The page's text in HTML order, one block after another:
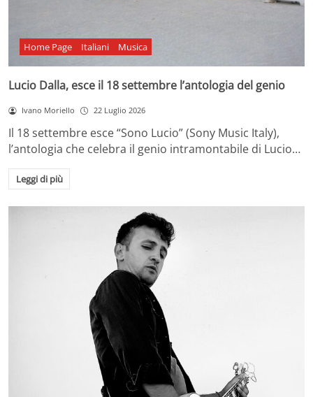
Home Page Italiani Musica
Lucio Dalla, esce il 18 settembre l’antologia del genio
Ivano Moriello 22 Luglio 2026
Il 18 settembre esce “Sono Lucio” (Sony Music Italy),
l’antologia che celebra il genio intramontabile di Lucio…
Leggi di più